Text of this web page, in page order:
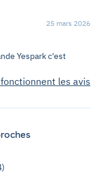
25 mars 2026
Yespark c'est
les avis